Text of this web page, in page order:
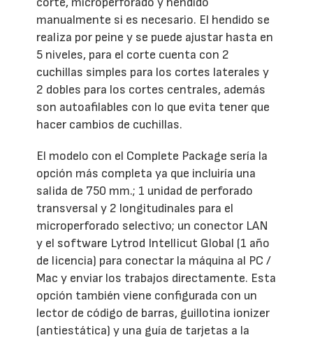
manualmente si es necesario. El hendido se
realiza por peine y se puede ajustar hasta en
5 niveles, para el corte cuenta con 2
cuchillas simples para los cortes laterales y
2 dobles para los cortes centrales, además
son autoafilables con lo que evita tener que
hacer cambios de cuchillas.
El modelo con el Complete Package sería la
opción más completa ya que incluiría una
salida de 750 mm.; 1 unidad de perforado
transversal y 2 longitudinales para el
microperforado selectivo; un conector LAN
y el software Lytrod Intellicut Global (1 año
de licencia) para conectar la máquina al PC /
Mac y enviar los trabajos directamente. Esta
opción también viene configurada con un
lector de código de barras, guillotina ionizer
(antiestática) y una guía de tarjetas a la